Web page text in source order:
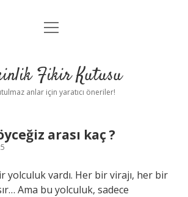
Anasayfa
Yasal Uyarı
menüyü
Fikir Kutusu
anlar için yaratıcı öneriler!
arası kaç ?
yolculuk vardı. Her bir virajı, her bir
Ama bu yolculuk, sadece